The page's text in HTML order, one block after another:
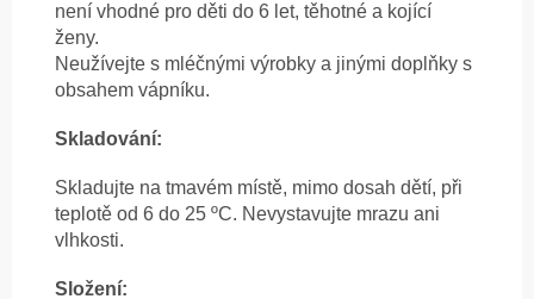
není vhodné pro děti do 6 let, těhotné a kojící
ženy.
Neužívejte s mléčnými výrobky a jinými doplňky s
obsahem vápníku.
Skladování:
Skladujte na tmavém místě, mimo dosah dětí, při
teplotě od 6 do 25 ºC. Nevystavujte mrazu ani
vlhkosti.
Složení: